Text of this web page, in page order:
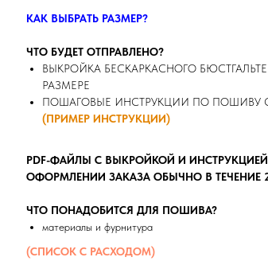
КАК ВЫБРАТЬ РАЗМЕР?
ЧТО БУДЕТ ОТПРАВЛЕНО?
ВЫКРОЙКА БЕСКАРКАСНОГО
РАЗМЕРЕ
ПОШАГОВЫЕ ИНСТРУКЦИИ ПО ПОШИВУ
(ПРИМЕР ИНСТРУКЦИИ)
PDF-ФАЙЛЫ С ВЫКРОЙКОЙ И
ОФОРМЛЕНИИ ЗАКАЗА ОБЫЧНО В ТЕЧЕНИЕ
ЧТО ПОНАДОБИТСЯ ДЛЯ ПОШИВА?
материалы и фурнитура
(СПИСОК С РАСХОДОМ)